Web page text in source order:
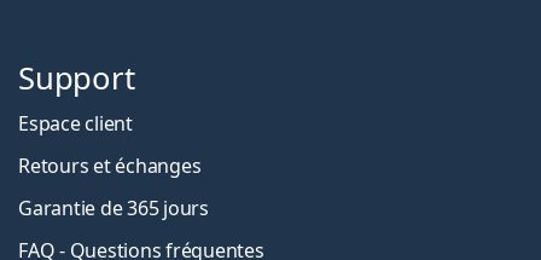
Support
Espace client
Retours et échanges
Garantie de 365 jours
FAQ - Questions fréquentes